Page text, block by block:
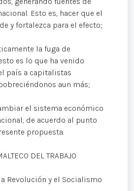
Esto es, hacer que el
y fortalezca para el efecto;
la fuga de
es lo que ha venido
país a capitalistas
aun más;
el sistema económico
de acuerdo al punto
propuesta.
DEL TRABAJO
Revolución y el Socialismo